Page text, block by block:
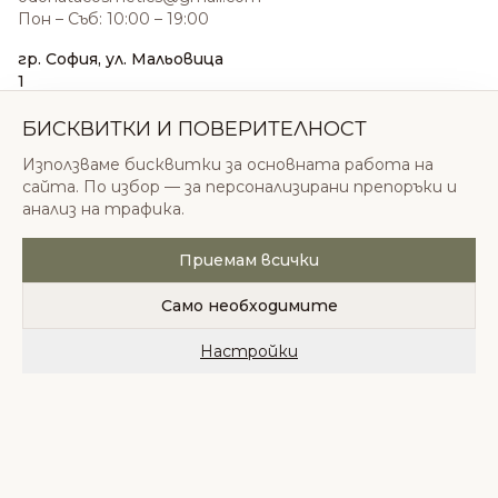
Пон – Съб: 10:00 – 19:00
гр. София, ул. Мальовица
1
sales@odonatacosmetics.com
Нед: 11:00 – 18:00
© 2026 Одоната Козметикс ООД. Всички права
запазени.
Политика за поверителностОбщи условия
БИСКВИТКИ И ПОВЕРИТЕЛНОСТ
Използваме бисквитки за основната работа на
сайта. По избор — за персонализирани препоръки и
анализ на трафика.
Приемам всички
Само необходимите
Настройки